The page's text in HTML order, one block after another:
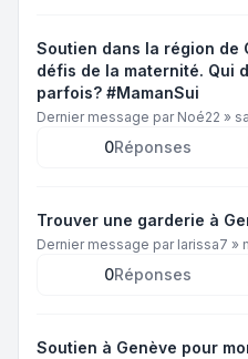
Soutien dans la région de
défis de la maternité. Qui
parfois? #MamanSui
Dernier message par Noé22 »
0Réponses
Trouver une garderie à
Dernier message par larissa7 »
0Réponses
Soutien à Genève pour